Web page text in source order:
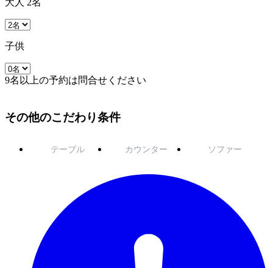
大人 2名
子供
9名以上の予約は問合せください
その他のこだわり条件
テーブル カウンター ソファー